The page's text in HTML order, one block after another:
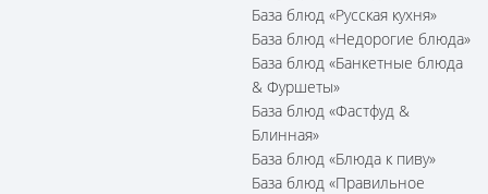
База блюд «Русская кухня»
База блюд «Недорогие блюда»
База блюд «Банкетные блюда
& Фуршеты»
База блюд «Фастфуд &
Блинная»
База блюд «Блюда к пиву»
База блюд «Правильное